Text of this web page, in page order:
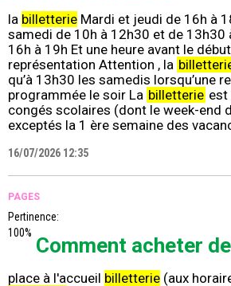
la billetterie Mardi et jeudi de 16h à
samedi de 10h à 12h30 et de 13h30
16h à 19h Et une heure avant le
représentation Attention , la
qu’à 13h30 les samedis lorsqu’une
programmée le soir La billetterie est
congés scolaires (dont le week-end
exceptés la 1 ère semaine des
16/07/2026 12:35
PAGES
Pertinence:
100%
Comment acheter
place à l'accueil billetterie (aux